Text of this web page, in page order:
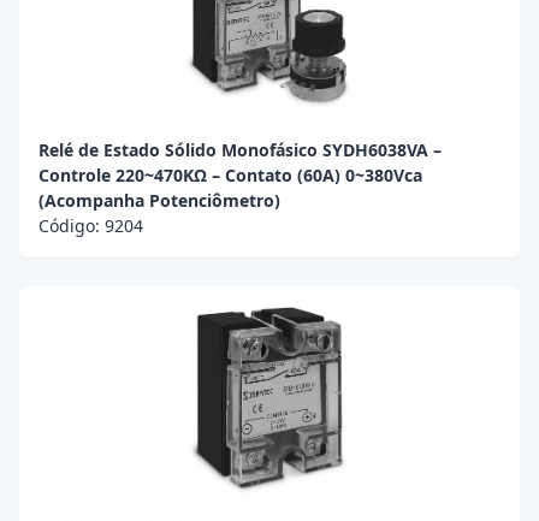
Relé de Estado Sólido Monofásico SYDH6038VA –
Controle 220~470KΩ – Contato (60A) 0~380Vca
(Acompanha Potenciômetro)
Código: 9204